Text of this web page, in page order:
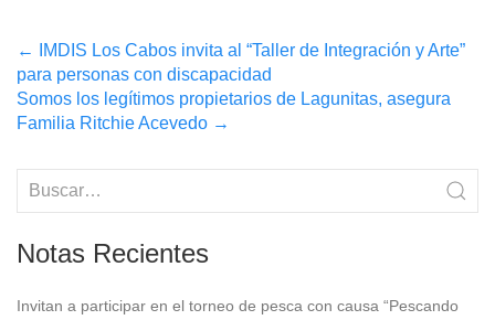
Post
navigation
←
IMDIS Los Cabos invita al “Taller de Integración y Arte”
para personas con discapacidad
Somos los legítimos propietarios de Lagunitas, asegura
Familia Ritchie Acevedo →
Notas Recientes
Invitan a participar en el torneo de pesca con causa “Pescando